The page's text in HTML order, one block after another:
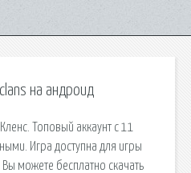
на андроид
Топовый аккаунт с 11
Игра доступна для игры
можете бесплатно скачать